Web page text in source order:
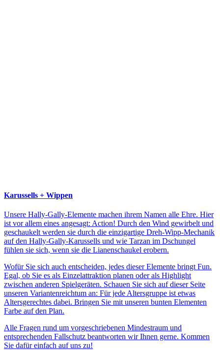
Karussells + Wippen
Unsere Hally-Gally-Elemente machen ihrem Namen alle Ehre. Hier
ist vor allem eines angesagt: Action! Durch den Wind gewirbelt und
geschaukelt werden sie durch die einzigartige Dreh-Wipp-Mechanik
auf den Hally-Gally-Karussells und wie Tarzan im Dschungel
fühlen sie sich, wenn sie die Lianenschaukel erobern.
Wofür Sie sich auch entscheiden, jedes dieser Elemente bringt Fun.
Egal, ob Sie es als Einzelattraktion planen oder als Highlight
zwischen anderen Spielgeräten. Schauen Sie sich auf dieser Seite
unseren Variantenreichtum an: Für jede Altersgruppe ist etwas
Altersgerechtes dabei. Bringen Sie mit unseren bunten Elementen
Farbe auf den Plan.
Alle Fragen rund um vorgeschriebenen Mindestraum und
entsprechenden Fallschutz beantworten wir Ihnen gerne. Kommen
Sie dafür einfach auf uns zu!